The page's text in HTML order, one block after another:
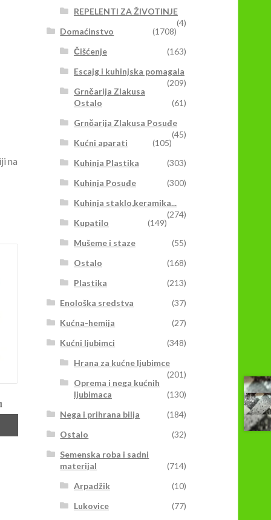
na
REPELENTI ZA ŽIVOTINJE
(4)
Domaćinstvo
(1708)
Čišćenje
(163)
Escajg i kuhinjska pomagala
(209)
Grnčarija Zlakusa
Ostalo
(61)
Grnčarija Zlakusa Posuđe
(45)
Kućni aparati
(105)
Kuhinja Plastika
(303)
Kuhinja Posuđe
(300)
Kuhinja staklo,keramika...
(274)
Kupatilo
(149)
Mušeme i staze
(55)
Ostalo
(168)
Plastika
(213)
Enološka sredstva
(37)
Kućna-hemija
(27)
Kućni ljubimci
(348)
Hrana za kućne ljubimce
(201)
Oprema i nega kućnih
ljubimaca
(130)
Nega i prihrana bilja
(184)
Ostalo
(32)
Semenska roba i sadni
materijal
(714)
Arpadžik
(10)
Lukovice
(77)